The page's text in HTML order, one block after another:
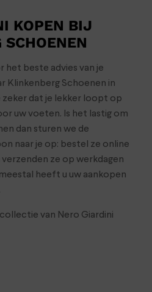
KOPEN BIJ
het beste advies van je
Klinkenberg Schoenen in
zeker dat je lekker loopt op
uw voeten. Is het lastig om
dan sturen we de
naar je op: bestel ze online
ze op werkdagen
heeft u uw aankopen
van Nero Giardini